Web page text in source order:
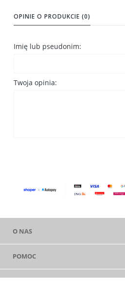
OPINIE O PRODUKCIE (0)
Imię lub pseudonim:
Twoja opinia:
O NAS
POMOC